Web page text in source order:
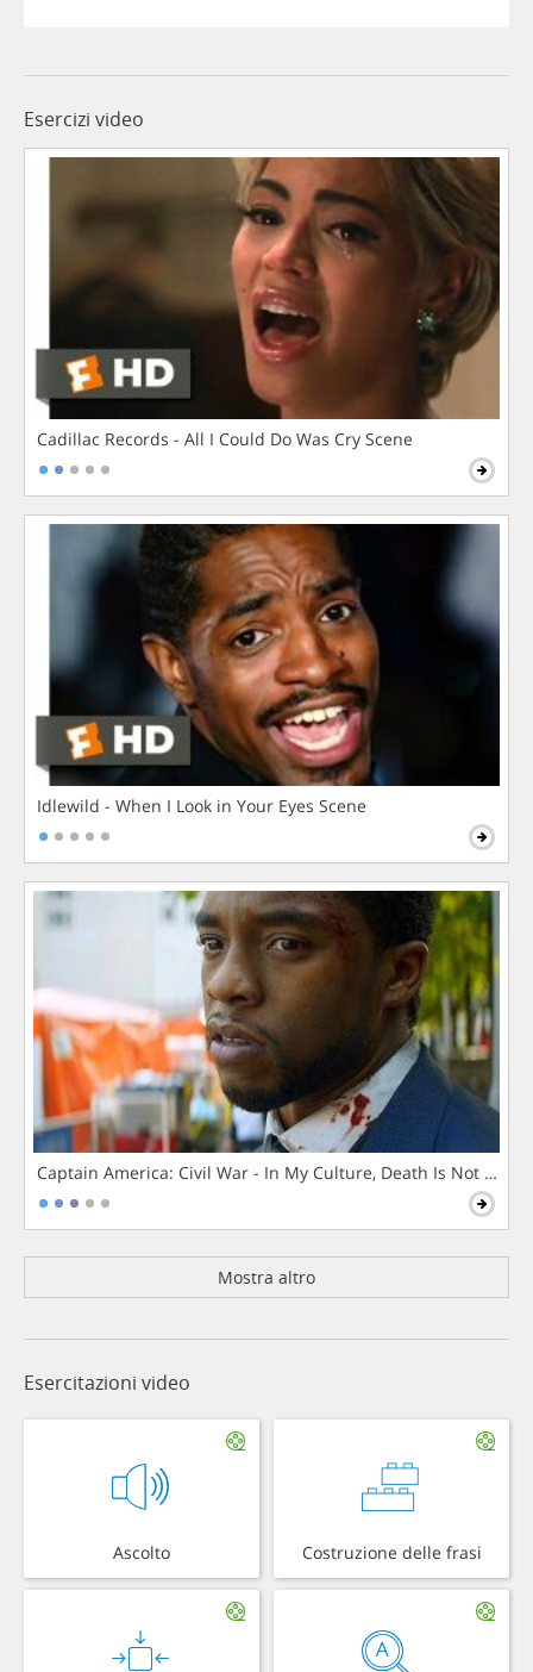
Esercizi video
Cadillac Records - All I Could Do Was Cry Scene
Idlewild - When I Look in Your Eyes Scene
Captain America: Civil War - In My Culture, Death Is Not The
Mostra altro
Esercitazioni video
Ascolto Costruzione delle frasi